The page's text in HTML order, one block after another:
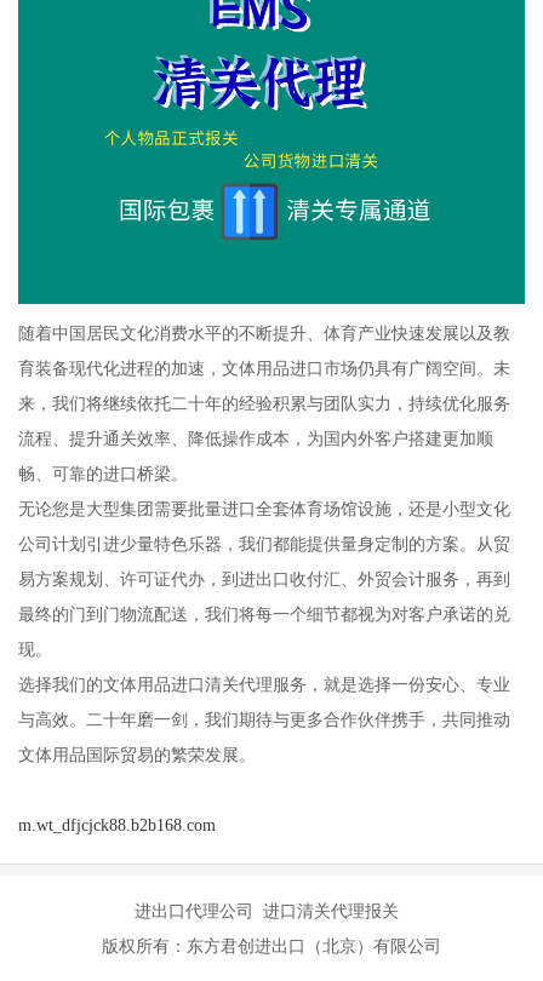
随着中国居民文化消费水平的不断提升、体育产业快速发展以及教
育装备现代化进程的加速，文体用品进口市场仍具有广阔空间。未
来，我们将继续依托二十年的经验积累与团队实力，持续优化服务
流程、提升通关效率、降低操作成本，为国内外客户搭建更加顺
畅、可靠的进口桥梁。
无论您是大型集团需要批量进口全套体育场馆设施，还是小型文化
公司计划引进少量特色乐器，我们都能提供量身定制的方案。从贸
易方案规划、许可证代办，到进出口收付汇、外贸会计服务，再到
最终的门到门物流配送，我们将每一个细节都视为对客户承诺的兑
现。
选择我们的文体用品进口清关代理服务，就是选择一份安心、专业
与高效。二十年磨一剑，我们期待与更多合作伙伴携手，共同推动
文体用品国际贸易的繁荣发展。
m.wt_dfjcjck88.b2b168.com
进出口代理公司 进口清关代理报关
版权所有：东方君创进出口（北京）有限公司